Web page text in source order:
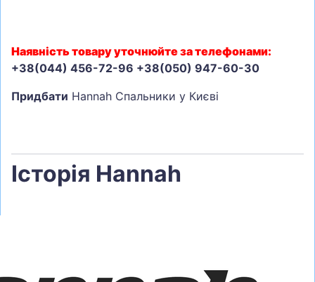
Наявність товару уточнюйте за телефонами:
+38(044) 456-72-96 +38(050) 947-60-30
Придбати Hannah Спальники у Києві
Історія Hannah